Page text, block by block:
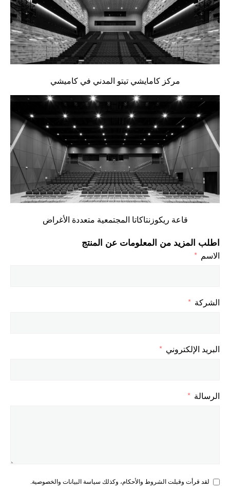
مركز كامايشي تيتو المدني في كاميشي
قاعة ريكوزنتاكاتا المجتمعية متعددة الأغراض
اطلب المزيد من المعلومات عن المنتج
الاسم
الشركة
البريد الإلكتروني
الرسالة
لقد قرأت وقبلت الشروط والأحكام، وكذلك سياسة البيانات والخصوصية.